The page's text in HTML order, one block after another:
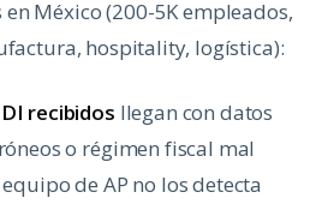
México (200-5K empleados,
hospitality, logística):
recibidos llegan con datos
o régimen fiscal mal
de AP no los detecta